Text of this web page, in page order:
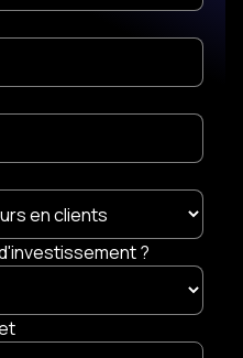
?